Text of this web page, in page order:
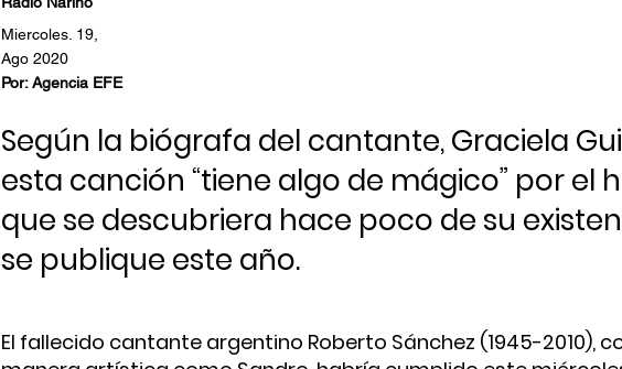
Miercoles. 19,
Ago 2020
Por: Agencia EFE
Según la biógrafa del cantante, Graciela
esta canción “tiene algo de mágico” por el
que se descubriera hace poco de su
se publique este año.
El fallecido cantante argentino Roberto Sánchez (1945-2010),